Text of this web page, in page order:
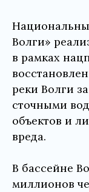
Волги»
в рамках
реки Волги
сточными
объектов и
вреда.
В бассейне
миллионов